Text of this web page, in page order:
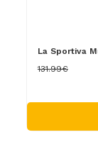
La Sportiva
131.99€